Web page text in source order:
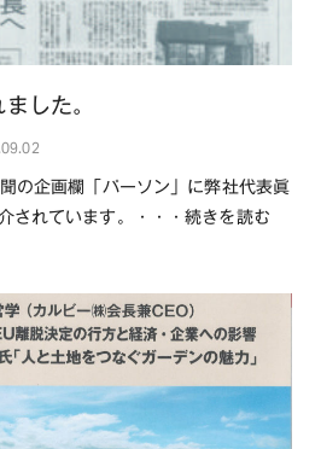
した。
の企画欄「パーソン」に弊社代表眞
されています。・・・続きを読む